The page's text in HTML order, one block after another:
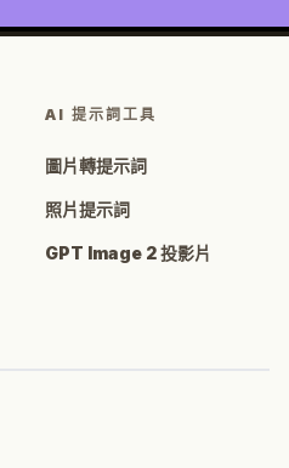
AI 提示詞工具
圖片轉提示詞
照片提示詞
GPT Image 2 投影片